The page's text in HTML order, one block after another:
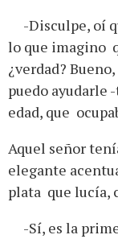
-Disculpe, oí
lo que imagino
¿verdad?
puedo ayudarle
edad, que
Aquel señor
elegante
plata que lucía,
-Sí, es la